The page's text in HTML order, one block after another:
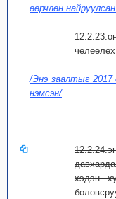
өөрчлөн
/Энэ заалтыг 2017
нэмсэн/
хэдэн